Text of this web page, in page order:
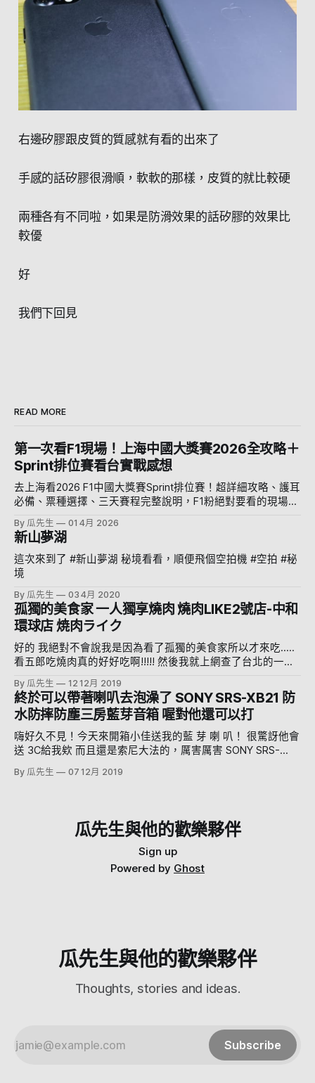
右邊矽膠跟皮質的質感就有看的出來了
手感的話矽膠很滑順，軟軟的那樣，皮質的就比較硬
兩種各有不同啦，如果是防滑效果的話矽膠的效果比
較優
好
我們下回見
READ MORE
第一次看F1現場！上海中國大獎賽2026全攻略＋
Sprint排位賽看台實戰感想
去上海看2026 F1中國大獎賽Sprint排位賽！超詳細攻略、護耳
必備、票種選擇、三天賽程完整說明，F1粉絕對要看的現場紀
錄。
By 瓜先生 01 4月 2026
新山夢湖
這次來到了 #新山夢湖 秘境看看，順便飛個空拍機 #空拍 #秘
境
By 瓜先生 03 4月 2020
孤獨的美食家 一人獨享燒肉 燒肉LIKE2號店-中和
環球店 焼肉ライク
好的 我絕對不會說我是因為看了孤獨的美食家所以才來吃.....
看五郎吃燒肉真的好好吃啊!!!!! 然後我就上網查了台北的一人
燒肉 剛好中和環球開了燒肉LIKE 主打的就是一人燒肉!!!!!! 所
以就。 他在中和環球B1，原本爭鮮的位置 (隔壁有壽司郎難怪
沒爭鮮) 很幸運地平日中午只有一點點人，幾乎不用排隊 座位
區是這樣，除了一人的位置還有四人跟雙人座位，可以大家一
起來燒肉 外外看過去的單人座位區 等了五分鐘就等到位置
了，很幸運 單人座位區就長這樣，一個小小很可愛的燒肉爐
電控制的，菜單上會有建議的火力指南 燒肉爐很可愛，真的
抽屜放了餐具組 這次點了大碗飯的牛五花+松阪豬套餐(
By 瓜先生 12 12月 2019
終於可以帶著喇叭去泡澡了 SONY SRS-XB21 防
水防摔防塵三房藍芽音箱 喔對他還可以打
嗨好久不見！今天來開箱小佳送我的藍 芽 喇 叭！ 很驚訝他會
送 3C給我欸 而且還是索尼大法的，厲害厲害 SONY SRS-
XB21，不只是喇叭，還是防水防塵IPX7啊！還防摔 (我是不知
道這東西幹嘛要防摔啦...) 打開箱子可以看到一個緊語 "搬運系
家還有特別的名字叫做 Party Booster 還有官方影片... 這PM到
底是嗑了什麼想出這功能.... 看了網友評論 原來不是只有我這
By 瓜先生 07 12月 2019
瓜先生與他的歡樂夥伴
Sign up
Powered by Ghost
瓜先生與他的歡樂夥伴
Thoughts, stories and ideas.
Subscribe